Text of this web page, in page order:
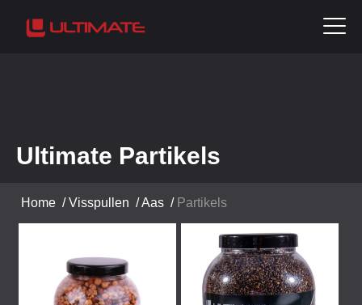
Ultimate Partikels
Home /Visspullen /Aas / Partikels